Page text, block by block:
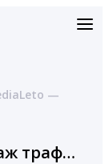
—
MediaLeto — Арбитраж трафика с Дмитрием Лето